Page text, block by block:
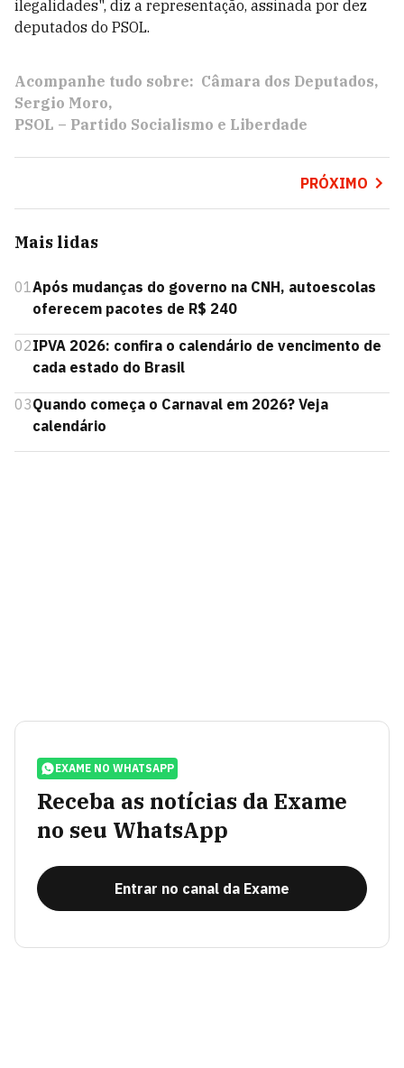
ilegalidades", diz a representação, assinada por dez
deputados do PSOL.
Acompanhe tudo sobre: Câmara dos Deputados
Sergio Moro
PSOL – Partido Socialismo e Liberdade
PRÓXIMO
Mais lidas
01Após mudanças do governo na CNH, autoescolas
oferecem pacotes de R$ 240
02IPVA 2026: confira o calendário de vencimento de
cada estado do Brasil
03Quando começa o Carnaval em 2026? Veja
calendário
EXAME NO WHATSAPP
Receba as notícias da Exame
no seu WhatsApp
Entrar no canal da Exame